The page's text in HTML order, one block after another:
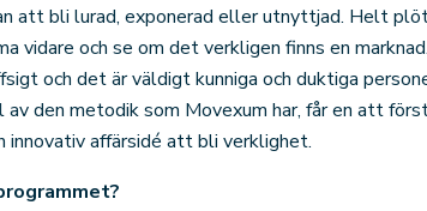
att bli lurad, exponerad eller utnyttjad. Helt
vidare och se om det verkligen finns en
och det är väldigt kunniga och duktiga
den metodik som Movexum har, får en att
innovativ affärsidé att bli verklighet.